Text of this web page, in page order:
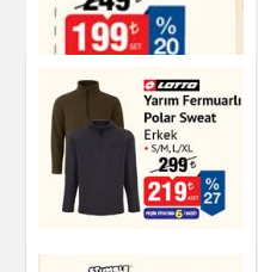
Porland Porselen
Tuzluk Biberlik Seti
Mutfak Ürünleri
Yarım Fermuarlı